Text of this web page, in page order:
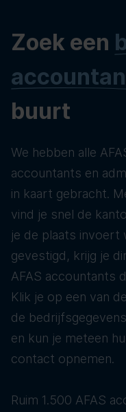
Zoek een
buurt
We hebben alle
accountants en
in kaart gebracht.
vind je snel de
je de plaats invoert
gevestigd, krijg je
AFAS accountants
Klik je op een van
de
en kun je meteen
contact opnemen.
Ruim 1.500 AFAS